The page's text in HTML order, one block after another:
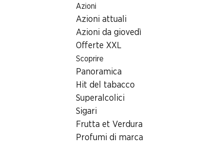
Azioni
Azioni attuali
Azioni da giovedì
Offerte XXL
Scoprire
Panoramica
Hit del tabacco
Superalcolici
Sigari
Frutta et Verdura
Profumi di marca
Ricerca di filiale
Filiale Denner Schulhausstrasse 3/5, 8618 Oetwil am See
8618 Oetwil am See
Schulhausstrasse 3/5, 8618 Oetwil am See